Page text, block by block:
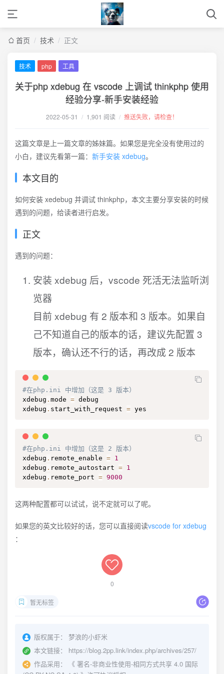
首页 / 技术 / 正文
技术 php 工具
关于php xdebug 在 vscode 上调试 thinkphp 使用
经验分享-新手安装经验
2022-05-31 / 1,901 阅读 / 推送失败，请检查！
这篇文章是上一篇文章的姊妹篇。如果您是完全没有使用过的
小白，建议先看第一篇： 新手安装 xdebug。
本文目的
如何安装 xedebug 并调试 thinkphp，本文主要分享安装的时候
遇到的问题，给读者进行启发。
正文
遇到的问题：
安装 xdebug 后，vscode 死活无法监听浏
览器
目前 xdebug 有 2 版本和 3 版本。如果自
己不知道自己的版本的话，建议先配置 3
版本，确认还不行的话，再改成 2 版本
#在php.ini 中增加（这是 3 版本）
xdebug . mode = debug
xdebug . start_with_request = yes
#在php.ini 中增加（这是 2 版本）
xdebug . remote_enable = 1
xdebug . remote_autostart = 1
xdebug . remote_port = 9000
这两种配置都可以试试，说不定就可以了呢。
如果您的英文比较好的话，您可以直接阅读vscode for xdebug
：
0
暂无标签
版权属于：
梦浪的小虾米
本文链接：
https://blog.2pp.link/index.php/archives/257/
作品采用：
《 署名-非商业性使用-相同方式共享 4.0 国际